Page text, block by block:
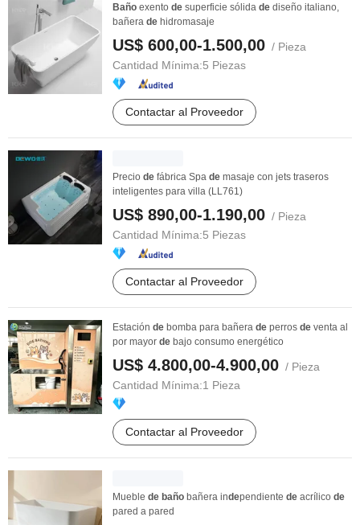
Baño exento de superficie sólida de diseño italiano,
bañera de hidromasaje
US$ 600,00-1.500,00 / Pieza
Cantidad Mínima:5 Piezas
Contactar al Proveedor
Precio de fábrica Spa de masaje con jets traseros
inteligentes para villa (LL761)
US$ 890,00-1.190,00 / Pieza
Cantidad Mínima:5 Piezas
Contactar al Proveedor
Estación de bomba para bañera de perros de venta al
por mayor de bajo consumo energético
US$ 4.800,00-4.900,00 / Pieza
Cantidad Mínima:1 Pieza
Contactar al Proveedor
Mueble de baño bañera independiente de acrílico de
pared a pared